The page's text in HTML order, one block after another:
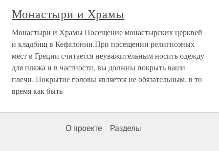
Монастыри и Храмы
Монастыри и Храмы Посещение монастырских церквей
и кладбищ в Кефалонии.При посещении религиозных
мест в Греции считается неуважительным носить одежду
для пляжа и в частности, вы должны покрыть ваши
плечи. Покрытие головы является не обязательным, в то
время как быть
О проекте Разделы